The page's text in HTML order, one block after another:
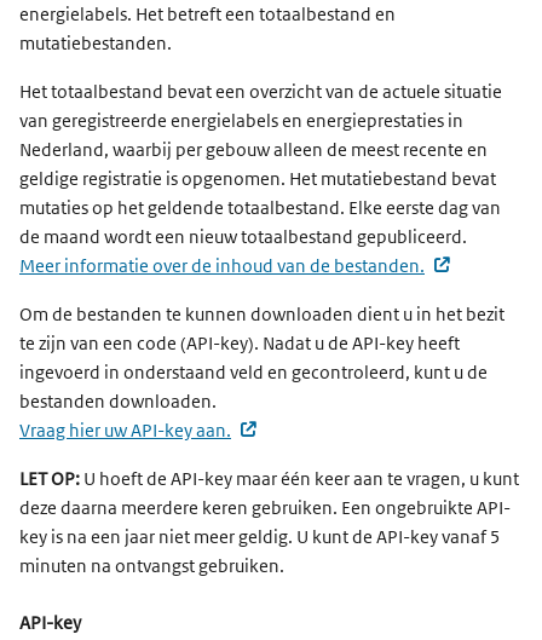
energielabels. Het betreft een totaalbestand en
mutatiebestanden.
Het totaalbestand bevat een overzicht van de actuele situatie
van geregistreerde energielabels en energieprestaties in
Nederland, waarbij per gebouw alleen de meest recente en
geldige registratie is opgenomen. Het mutatiebestand bevat
mutaties op het geldende totaalbestand. Elke eerste dag van
de maand wordt een nieuw totaalbestand gepubliceerd.
Meer informatie over de inhoud van de bestanden.
(externe
Om de bestanden te kunnen downloaden dient u in het bezit
te zijn van een code (API-key). Nadat u de API-key heeft
ingevoerd in onderstaand veld en gecontroleerd, kunt u de
bestanden downloaden.
Vraag hier uw API-key aan.
(externe website, opent in een
LET OP: U hoeft de API-key maar één keer aan te vragen, u kunt
deze daarna meerdere keren gebruiken. Een ongebruikte API-
key is na een jaar niet meer geldig. U kunt de API-key vanaf 5
minuten na ontvangst gebruiken.
Api-key opgeven
API-key